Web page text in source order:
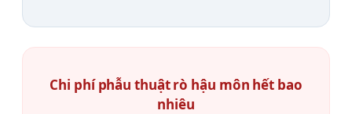
Chi phí phẫu thuật rò hậu môn hết bao
nhiêu